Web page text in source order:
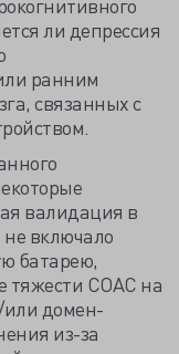
ли депрессия
ранним
связанных с
валидация в
не включало
батарею,
тяжести СОАС на
домен-
из-за